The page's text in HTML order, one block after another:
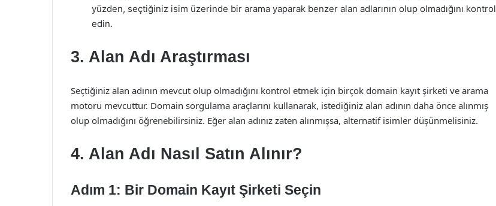
yüzden, seçtiğiniz isim üzerinde bir arama yaparak benzer alan adlarının olup olmadığını kontrol
edin.
3. Alan Adı Araştırması
Seçtiğiniz alan adının mevcut olup olmadığını kontrol etmek için birçok domain kayıt şirketi ve arama
motoru mevcuttur. Domain sorgulama araçlarını kullanarak, istediğiniz alan adının daha önce alınmış
olup olmadığını öğrenebilirsiniz. Eğer alan adınız zaten alınmışsa, alternatif isimler düşünmelisiniz.
4. Alan Adı Nasıl Satın Alınır?
Adım 1: Bir Domain Kayıt Şirketi Seçin